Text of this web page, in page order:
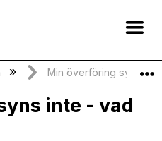
global hierarki
Min överföring syns
inte - vad